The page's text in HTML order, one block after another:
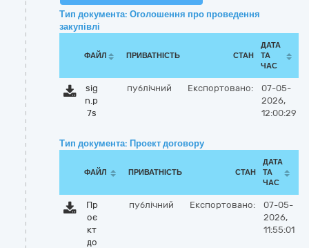
Тип документа: Оголошення про проведення
закупівлі
ФАЙЛ ПРИВАТНІСТЬ СТАН
ДАТА
ТА
ЧАС
sig
n.p
7s
публічний Експортовано:
07-05-
2026,
12:00:29
Тип документа: Проект договору
ФАЙЛ ПРИВАТНІСТЬ СТАН
ДАТА
ТА
ЧАС
Пр
оє
кт
до
публічний Експортовано:
07-05-
2026,
11:55:01